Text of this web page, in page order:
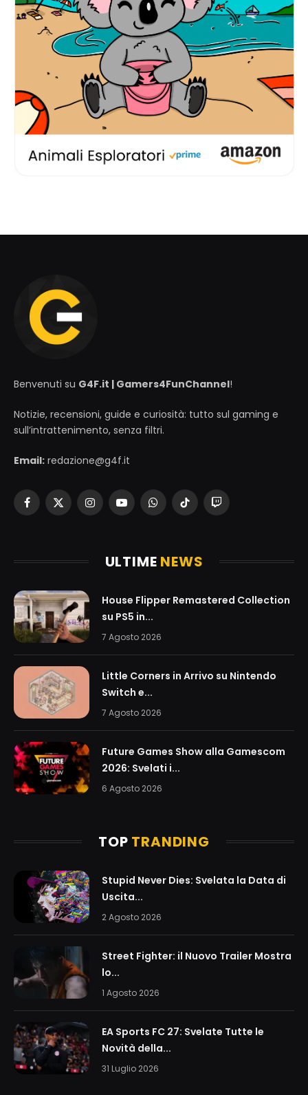
Benvenuti su G4F.it | Gamers4FunChannel!
Notizie, recensioni, guide e curiosità: tutto sul gaming e
sull’intrattenimento, senza filtri.
Email: redazione@g4f.it
Facebook
X
InstagramYouTubeWhatsAppTikTokTwitch
ULTIME NEWS
House Flipper Remastered Collection
su PS5 in...
7 Agosto 2026
Little Corners in Arrivo su Nintendo
Switch e...
7 Agosto 2026
Future Games Show alla Gamescom
2026: Svelati i...
6 Agosto 2026
TOP TRANDING
Stupid Never Dies: Svelata la Data di
Uscita...
2 Agosto 2026
Street Fighter: il Nuovo Trailer Mostra
lo...
1 Agosto 2026
EA Sports FC 27: Svelate Tutte le
Novità della...
31 Luglio 2026